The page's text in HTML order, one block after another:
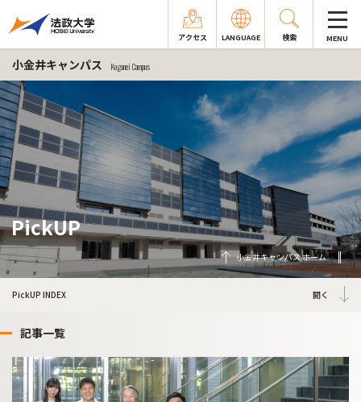
アクセス LANGUAGE 検索 MENU
小金井キャンパス Koganei Campus
PickUP
小金井キャンパス ホーム
PickUP INDEX
記事一覧